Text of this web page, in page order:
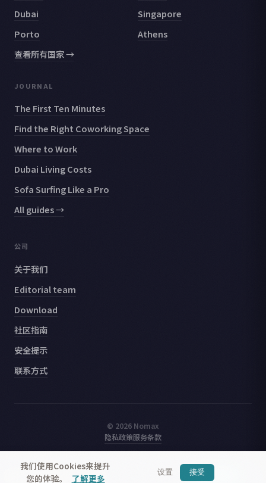
Dubai
Singapore
Porto
Athens
查看所有国家 →
JOURNAL
The First Ten Minutes
Find the Right Coworking Space
Where to Work
Dubai Living Costs
Sofa Surfing Like a Pro
All guides →
公司
关于我们
Editorial team
Download
社区指南
安全提示
联系方式
© 2026 Nomax
隐私政策服务条款
我们使用Cookies来提升
您的体验。
了解更多
设置 接受
Nomax— 结识附近的旅行者 获取应用